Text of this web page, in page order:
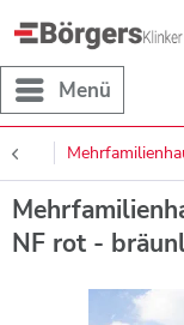
Menü
NF rot -